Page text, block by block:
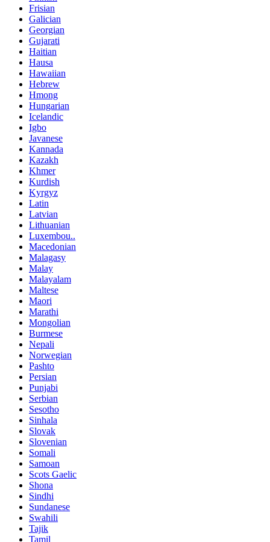
Frisian
Galician
Georgian
Gujarati
Haitian
Hausa
Hawaiian
Hebrew
Hmong
Hungarian
Icelandic
Igbo
Javanese
Kannada
Kazakh
Khmer
Kurdish
Kyrgyz
Latin
Latvian
Lithuanian
Luxembou..
Macedonian
Malagasy
Malay
Malayalam
Maltese
Maori
Marathi
Mongolian
Burmese
Nepali
Norwegian
Pashto
Persian
Punjabi
Serbian
Sesotho
Sinhala
Slovak
Slovenian
Somali
Samoan
Scots Gaelic
Shona
Sindhi
Sundanese
Swahili
Tajik
Tamil